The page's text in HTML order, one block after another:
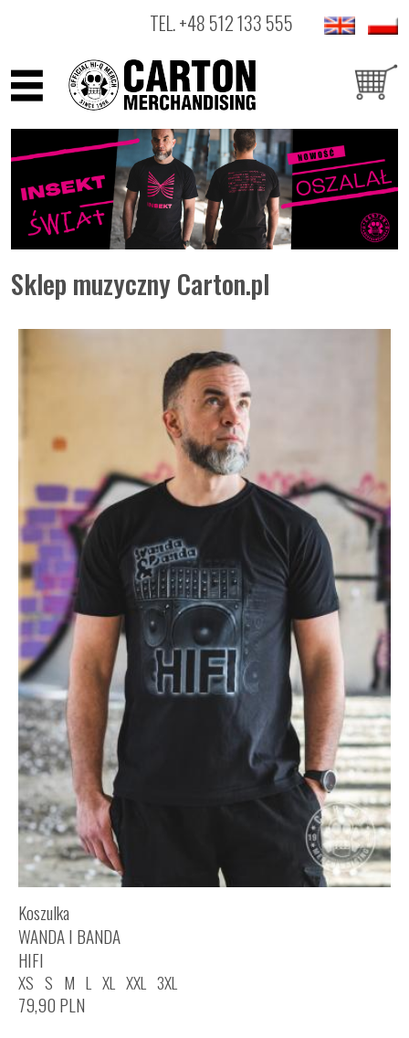
TEL.+48 512 133 555
ARTYŚCI
PRODUKTY
OUTLET
Sklep muzyczny Carton.pl
Koszulka
WANDA I BANDA
HIFI
XS S M L XL XXL 3XL
79,90 PLN